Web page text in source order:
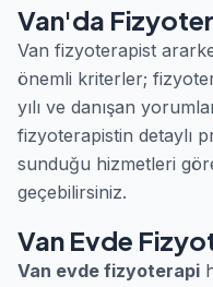
Van'da
Van fizyoterapist
önemli kriterler;
yılı ve danışan
fizyoterapistin detaylı
sunduğu hizmetleri
geçebilirsiniz.
Van Evde
Van evde fizyoterapi